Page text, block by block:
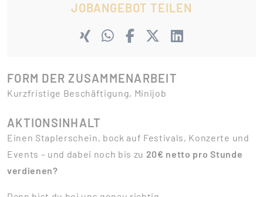
JOBANGEBOT TEILEN
FORM DER ZUSAMMENARBEIT
Kurzfristige Beschäftigung, Minijob
AKTIONSINHALT
Einen Staplerschein, bock auf Festivals, Konzerte und
Events – und dabei noch bis zu 20€ netto pro Stunde
verdienen?